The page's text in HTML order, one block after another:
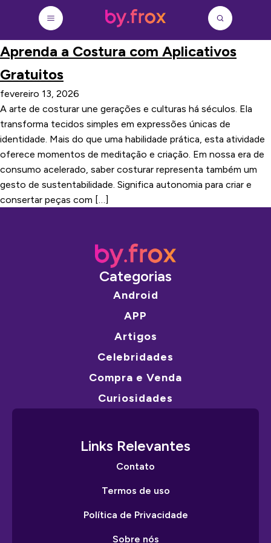
Aprenda a Costura com Aplicativos
Gratuitos
fevereiro 13, 2026
A arte de costurar une gerações e culturas há séculos. Ela
transforma tecidos simples em expressões únicas de
identidade. Mais do que uma habilidade prática, esta atividade
oferece momentos de meditação e criação. Em nossa era de
consumo acelerado, saber costurar representa também um
gesto de sustentabilidade. Significa autonomia para criar e
consertar peças com […]
Categorias
Android
APP
Artigos
Celebridades
Compra e Venda
Curiosidades
Links Relevantes
Contato
Termos de uso
Política de Privacidade
Sobre nós